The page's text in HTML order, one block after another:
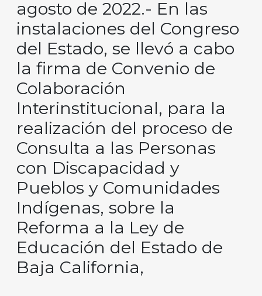
agosto de 2022.- En las
instalaciones del Congreso
del Estado, se llevó a cabo
la firma de Convenio de
Colaboración
Interinstitucional, para la
realización del proceso de
Consulta a las Personas
con Discapacidad y
Pueblos y Comunidades
Indígenas, sobre la
Reforma a la Ley de
Educación del Estado de
Baja California,